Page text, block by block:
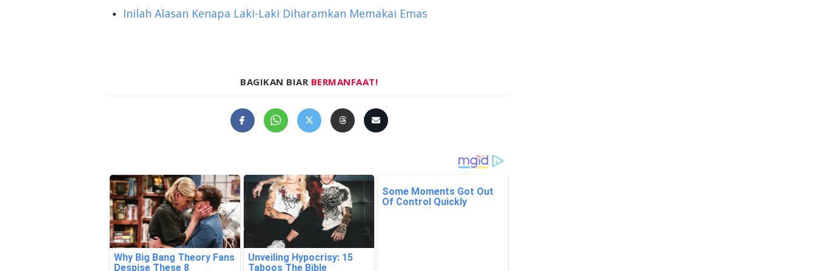
Inilah Alasan Kenapa Laki-Laki Diharamkan Memakai Emas
BAGIKAN BIAR BERMANFAAT!